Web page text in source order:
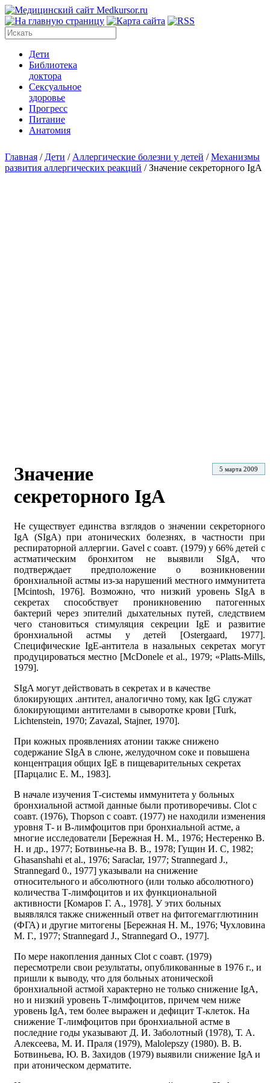
Дети
Библиотека
доктора
Сексуальное
здоровье
Прогресс
Питание
Анатомия
Главная / Дети / Аллергические болезни у детей /Механизмы
развития аллергических реакций /Значение секреторного IgA
5 марта 2009
Значение
секреторного IgA
Не существует единства взглядов о значении секреторного
IgA (SIgA) при атонических болезнях, в частности при
респираторной аллергии. Gavel с соавт. (1979) у 66% детей с
астматическим бронхитом не выявили SIgA, что
подтверждает предположение о возникновении
бронхиальной астмы из-за нарушений местного иммунитета
[Mcintosh, 1976]. Возможно, что низкий уровень SIgA в
секретах способствует проникновению патогенных
бактерий через эпителий дыхательных путей, следствием
чего становиться стимуляция секреции IgE и развитие
бронхиальной астмы у детей [Ostergaard, 1977].
Специфические IgE-антитела в назальных секретах могут
продуцироваться местно [McDonele et al., 1979; «Platts-Mills,
1979].
SIgA могут действовать в секретах и в качестве
блокирующих .антител, аналогично тому, как IgG служат
блокирующими антителами в сыворотке крови [Turk,
Lichtenstein, 1970; Zavazal, Stajner, 1970].
При кожных проявлениях атонии также снижено
содержание SIgA в слюне, желудочном соке и повышена
концентрация общих IgE в пищеварительных секретах
[Парцалис Е. М., 1983].
В начале изучения Т-системы иммунитета у больных
бронхиальной астмой данные были противоречивы. Clot с
соавт. (1976), Thopson с соавт. (1977) не находили изменения
уровня Т- и В-лимфоцитов при бронхиальной астме, а
многие исследователи [Бережная Н. М., 1976; Нестеренко В.
Н. и др., 1977; Ботвинье-на В. В., 1978; Гущин И. С, 1982;
Ghasanshahi et al., 1976; Saraclar, 1977; Strannegard J.,
Strannegard 0., 1977] указывали на снижение
относительного и абсолютного (или только абсолютного)
количества Т-лимфоцитов и их функциональной
активности [Комаров Г. А., 1978]. У этих больных
выявлялся также сниженный ответ на фитогемагглютинин
(ФГА) и другие митогены [Бережная Н. М., 1976; Чухловина
М. Г., 1977; Strannegard J., Strannegard О., 1977].
По мере накопления данных Clot с соавт. (1979)
пересмотрели свои результаты, опубликованные в 1976 г., и
пришли к выводу, что для больных атонической
бронхиальной астмой характерно не только снижение IgA,
но и низкий уровень Т-лимфоцитов, причем чем ниже
уровень IgA, тем более выражен и дефицит Т-клеток. На
снижение Т-лимфоцитов при бронхиальной астме в
последние годы указывают Д. И. Заболотный (1978), Т. А.
Алексеева, М. И. Праля (1979), Malolepszy (1980). В. В.
Ботвиньева, Ю. В. Захидов (1979) выявили снижение IgA и
при атоническом дерматите.